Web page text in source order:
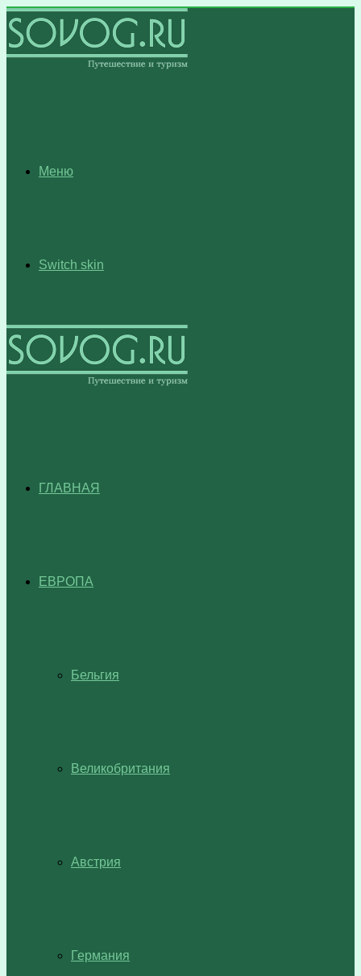
Меню
Switch skin
ГЛАВНАЯ
ЕВРОПА
Бельгия
Великобритания
Австрия
Германия